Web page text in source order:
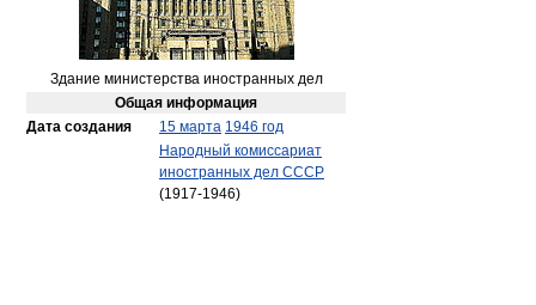
Здание министерства иностранных дел
Общая информация
Дата создания
15 марта 1946 год
Народный комиссариат
иностранных дел СССР
(1917-1946)